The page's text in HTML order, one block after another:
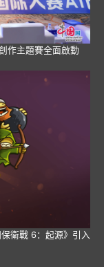
作主題賽全面啟動
衛戰 6：起源》引入